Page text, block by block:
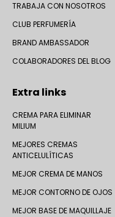
TRABAJA CON NOSOTROS
CLUB PERFUMERÍA
BRAND AMBASSADOR
COLABORADORES DEL BLOG
Extra links
CREMA PARA ELIMINAR
MILIUM
MEJORES CREMAS
ANTICELULÍTICAS
MEJOR CREMA DE MANOS
MEJOR CONTORNO DE OJOS
MEJOR BASE DE MAQUILLAJE